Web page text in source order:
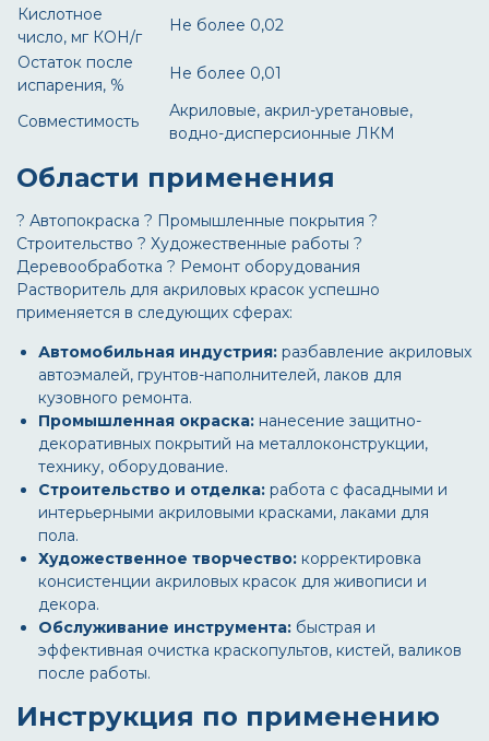
Кислотное
число, мг КОН/г
Не более 0,02
Остаток после
испарения, %
Не более 0,01
Совместимость
Акриловые, акрил-уретановые,
водно-дисперсионные ЛКМ
Области применения
? Автопокраска ? Промышленные покрытия ?
Строительство ? Художественные работы ?
Деревообработка ? Ремонт оборудования
Растворитель для акриловых красок успешно
применяется в следующих сферах:
Автомобильная индустрия: разбавление акриловых
автоэмалей, грунтов-наполнителей, лаков для
кузовного ремонта.
Промышленная окраска: нанесение защитно-
декоративных покрытий на металлоконструкции,
технику, оборудование.
Строительство и отделка: работа с фасадными и
интерьерными акриловыми красками, лаками для
пола.
Художественное творчество: корректировка
консистенции акриловых красок для живописи и
декора.
Обслуживание инструмента: быстрая и
эффективная очистка краскопультов, кистей, валиков
после работы.
Инструкция по применению